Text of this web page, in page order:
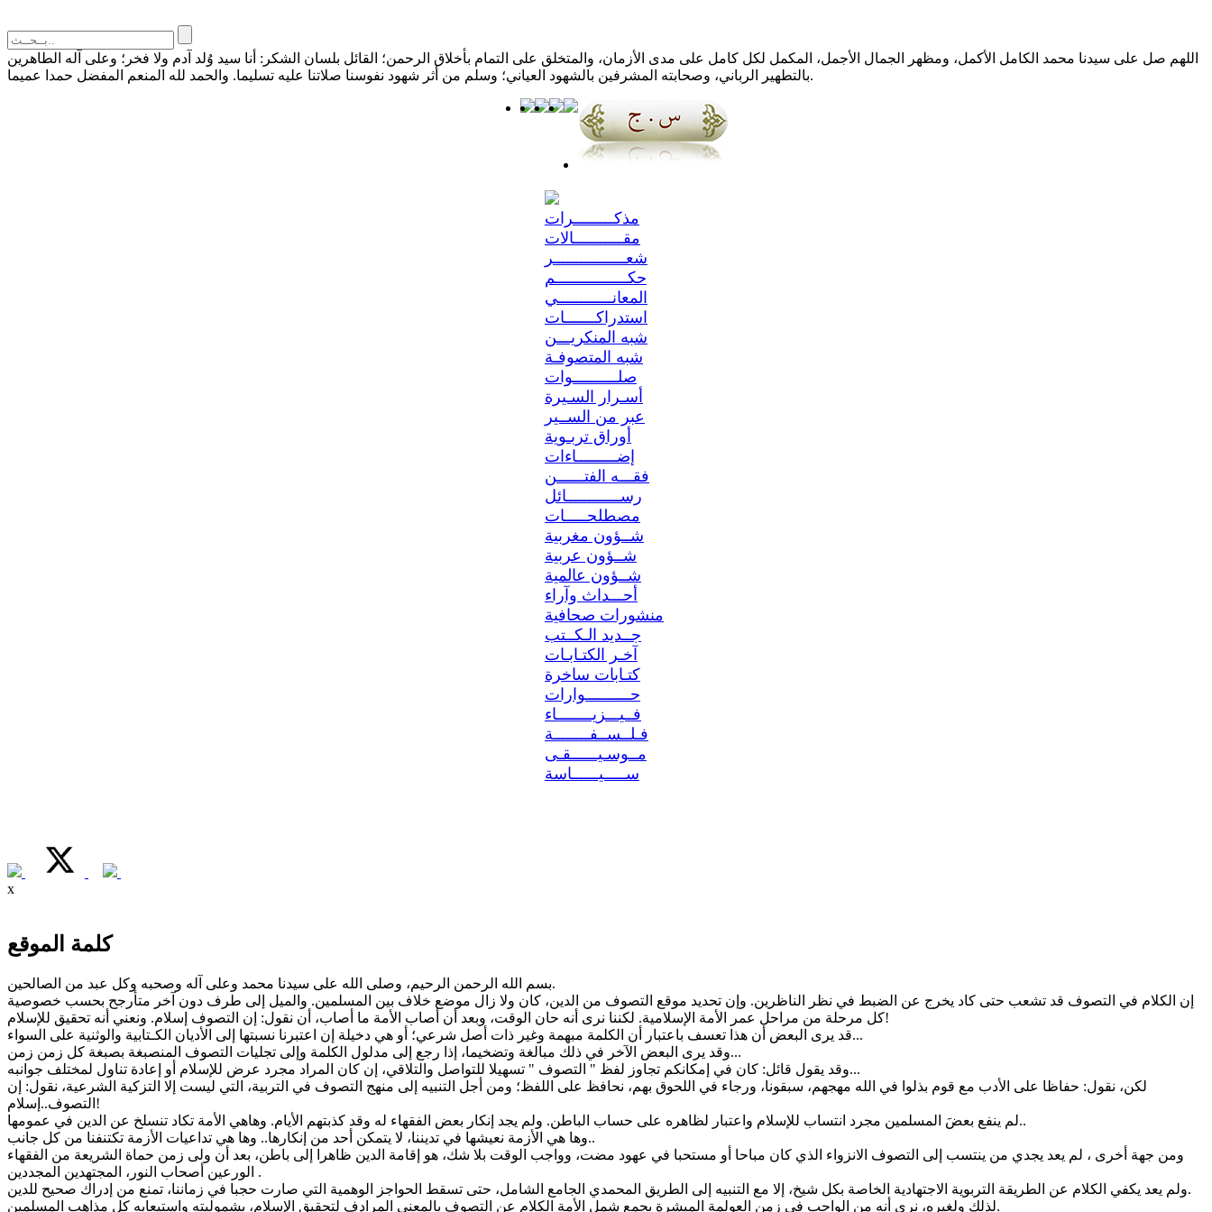
اللهم صل على سيدنا محمد الكامل الأكمل، ومظهر الجمال الأجمل، المكمل لكل كامل على مدى الأزمان، والمتخلق على التمام بأخلاق الرحمن؛ القائل بلسان الشكر: أنا سيد وُلد آدم ولا فخر؛ وعلى آله الطاهرين
بالتطهير الرباني، وصحابته المشرفين بالشهود العياني؛ وسلم من أثر شهود نفوسنا صلاتنا عليه تسليما. والحمد لله المنعم المفضل حمدا عميما.
مذكـــــــــرات
مقـــــــــــالات
شعــــــــــــــــر
حكــــــــــــــــم
المعانــــــــــــي
استدراكـــــــات
شبه المنكريـــن
شبه المتصوفـة
صلــــــــــوات
أسـرار السـيرة
عبر من الســير
أوراق تربـوية
إضـــــــــاءات
فقـــه الفتــــــن
رســــــــــــائل
مصطلحـــــات
شــؤون مغربية
شــؤون عربية
شــؤون عالمية
أحـــداث وآراء
منشورات صحافية
جــديد الـكــتب
آخـر الكتـابـات
كتـابات ساخرة
حــــــــــوارات
فــيـــزيــــــــاء
فـلــســفــــــــة
مــوسـيــــــقـى
ســـــيــــــاسة
x
كلمة الموقع
بسم الله الرحمن الرحيم، وصلى الله على سيدنا محمد وعلى آله وصحبه وكل عبد من الصالحين.
إن الكلام في التصوف قد تشعب حتى كاد يخرج عن الضبط في نظر الناظرين. وإن تحديد موقع التصوف من الدين، كان ولا زال موضع خلاف بين المسلمين. والميل إلى طرف دون آخر متأرجح بحسب خصوصية
كل مرحلة من مراحل عمر الأمة الإسلامية. لكننا نرى أنه حان الوقت، وبعد أن أصاب الأمة ما أصاب، أن نقول: إن التصوف إسلام. ونعني أنه تحقيق للإسلام!
قد يرى البعض أن هذا تعسف باعتبار أن الكلمة مبهمة وغير ذات أصل شرعي؛ أو هي دخيلة إن اعتبرنا نسبتها إلى الأديان الكـتابية والوثنية على السواء...
وقد يرى البعض الآخر في ذلك مبالغة وتضخيما، إذا رجع إلى مدلول الكلمة وإلى تجليات التصوف المنصبغة بصبغة كل زمن زمن...
وقد يقول قائل: كان في إمكانكم تجاوز لفظ " التصوف " تسهيلا للتواصل والتلاقي، إن كان المراد مجرد عرض للإسلام أو إعادة تناول لمختلف جوانبه...
لكن، نقول: حفاظا على الأدب مع قوم بذلوا في الله مهجهم، سبقونا، ورجاء في اللحوق بهم، نحافظ على اللفظ؛ ومن أجل التنبيه إلى منهج التصوف في التربية، التي ليست إلا التزكية الشرعية، نقول: إن
التصوف..إسلام!
لم ينفع بعضَ المسلمين مجرد انتساب للإسلام واعتبار لظاهره على حساب الباطن. ولم يجد إنكار بعض الفقهاء له وقد كذبتهم الأيام. وهاهي الأمة تكاد تنسلخ عن الدين في عمومها..
وها هي الأزمة نعيشها في تديننا، لا يتمكن أحد من إنكارها.. وها هي تداعيات الأزمة تكتنفنا من كل جانب..
ومن جهة أخرى ، لم يعد يجدي من ينتسب إلى التصوف الانزواء الذي كان مباحا أو مستحبا في عهود مضت، وواجب الوقت بلا شك، هو إقامة الدين ظاهرا إلى باطن، بعد أن ولى زمن حماة الشريعة من الفقهاء
الورعين أصحاب النور، المجتهدين المجددين .
ولم يعد يكفي الكلام عن الطريقة التربوية الاجتهادية الخاصة بكل شيخ، إلا مع التنبيه إلى الطريق المحمدي الجامع الشامل، حتى تسقط الحواجز الوهمية التي صارت حجبا في زماننا، تمنع من إدراك صحيح للدين.
لذلك ولغيره، نرى أنه من الواجب في زمن العولمة المبشرة بجمع شمل الأمة الكلام عن التصوف بالمعنى المرادف لتحقيق الإسلام، بشموليته واستيعابه كل مذاهب المسلمين.